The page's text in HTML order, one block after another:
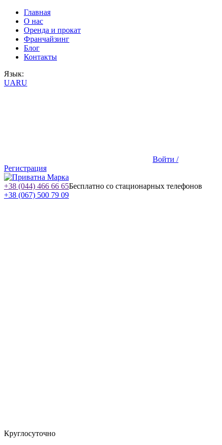
Главная
О нас
Оренда и прокат
Франчайзинг
Блог
Контакты
Язык:
UARU
Войти /
Регистрация
+38 (044) 466 66 65Бесплатно со стационарных телефонов
+38 (067) 500 79 09
Круглосуточно